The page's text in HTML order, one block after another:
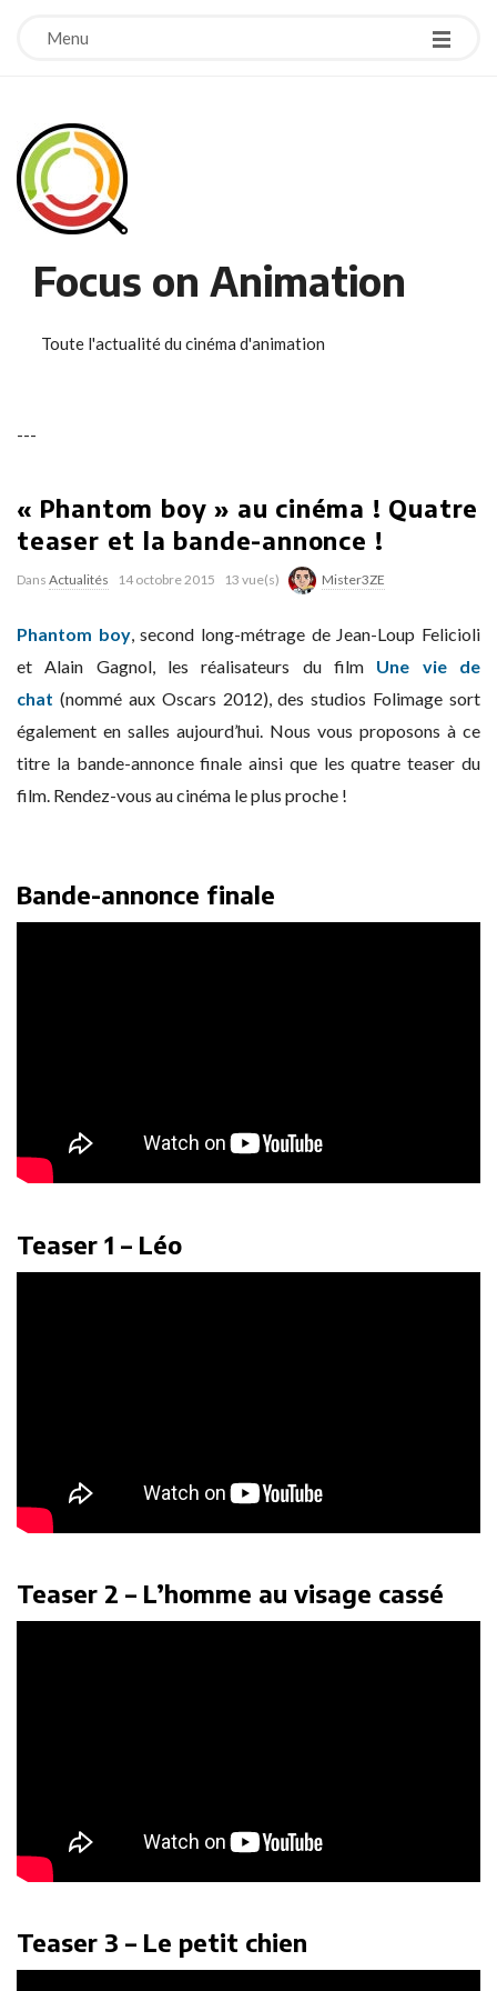
Menu
Focus on Animation
Toute l'actualité du cinéma d'animation
---
« Phantom boy » au cinéma ! Quatre
teaser et la bande-annonce !
Dans Actualités 14 octobre 2015 13 vue(s) Mister3ZE
Phantom boy, second long-métrage de Jean-Loup Felicioli
et Alain Gagnol, les réalisateurs du film Une vie de
chat (nommé aux Oscars 2012), des studios Folimage sort
également en salles aujourd’hui. Nous vous proposons à ce
titre la bande-annonce finale ainsi que les quatre teaser du
film. Rendez-vous au cinéma le plus proche !
Bande-annonce finale
Teaser 1 – Léo
Teaser 2 – L’homme au visage cassé
Teaser 3 – Le petit chien